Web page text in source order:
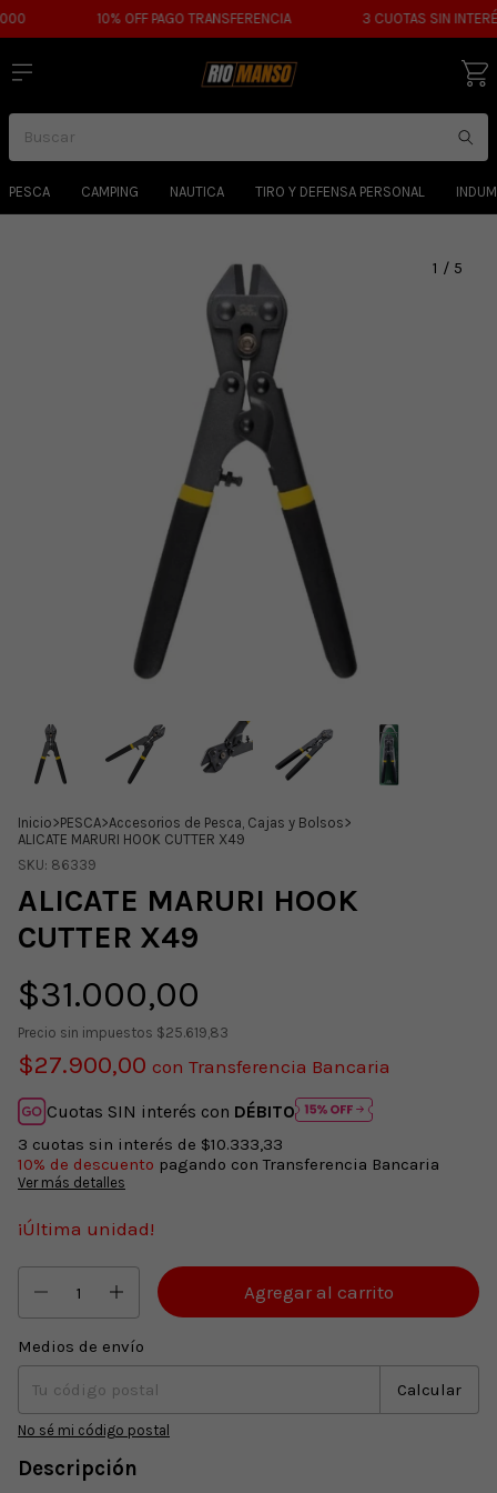
10% OFF PAGO TRANSFERENCIA 3 CUOTAS SIN INTERÉS
PESCA CAMPING NAUTICA TIRO Y DEFENSA PERSONAL
1 / 5
Inicio>PESCA>Accesorios de Pesca, Cajas y Bolsos>
ALICATE MARURI HOOK CUTTER X49
SKU: 86339
ALICATE MARURI HOOK
CUTTER X49
$31.000,00
Precio sin impuestos $25.619,83
$27.900,00 con Transferencia Bancaria
Cuotas SIN interés con DÉBITO
3 cuotas sin interés de $10.333,33
10% de descuento pagando con Transferencia Bancaria
Ver más detalles
¡Última unidad!
Entregas para el CP:
Medios de envío
Calcular
No sé mi código postal
Descripción